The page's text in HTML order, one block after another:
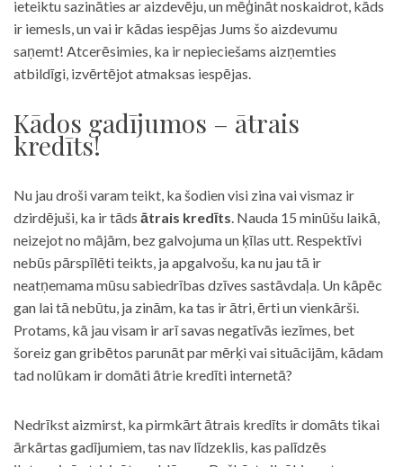
ieteiktu sazināties ar aizdevēju, un mēģināt noskaidrot, kāds
ir iemesls, un vai ir kādas iespējas Jums šo aizdevumu
saņemt! Atcerēsimies, ka ir nepieciešams aizņemties
atbildīgi, izvērtējot atmaksas iespējas.
Kādos gadījumos – ātrais
kredīts!
Nu jau droši varam teikt, ka šodien visi zina vai vismaz ir
dzirdējuši, ka ir tāds ātrais kredīts. Nauda 15 minūšu laikā,
neizejot no mājām, bez galvojuma un ķīlas utt. Respektīvi
nebūs pārspīlēti teikts, ja apgalvošu, ka nu jau tā ir
neatņemama mūsu sabiedrības dzīves sastāvdaļa. Un kāpēc
gan lai tā nebūtu, ja zinām, ka tas ir ātri, ērti un vienkārši.
Protams, kā jau visam ir arī savas negatīvās iezīmes, bet
šoreiz gan gribētos parunāt par mērķi vai situācijām, kādam
tad nolūkam ir domāti ātrie kredīti internetā?
Nedrīkst aizmirst, ka pirmkārt ātrais kredīts ir domāts tikai
ārkārtas gadījumiem, tas nav līdzeklis, kas palīdzēs